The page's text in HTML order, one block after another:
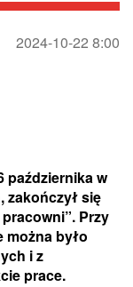
2024-10-22 8:00
października w
zakończył się
Przy
można było
i z
prace.